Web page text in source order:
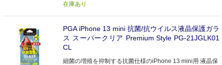
在庫あり
PGA iPhone 13 mini 抗菌/抗ウイルス液晶保護ガラ
ス スーパークリア Premium Style PG-21JGLK01
CL
細菌の増殖を抑制する抗菌仕様のiPhone 13 mini用 液晶保